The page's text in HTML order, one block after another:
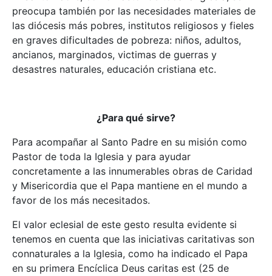
preocupa también por las necesidades materiales de
las diócesis más pobres, institutos religiosos y fieles
en graves dificultades de pobreza: niños, adultos,
ancianos, marginados, victimas de guerras y
desastres naturales, educación cristiana etc.
¿Para qué sirve?
Para acompañar al Santo Padre en su misión como
Pastor de toda la Iglesia y para ayudar
concretamente a las innumerables obras de Caridad
y Misericordia que el Papa mantiene en el mundo a
favor de los más necesitados.
El valor eclesial de este gesto resulta evidente si
tenemos en cuenta que las iniciativas caritativas son
connaturales a la Iglesia, como ha indicado el Papa
en su primera Encíclica Deus caritas est (25 de